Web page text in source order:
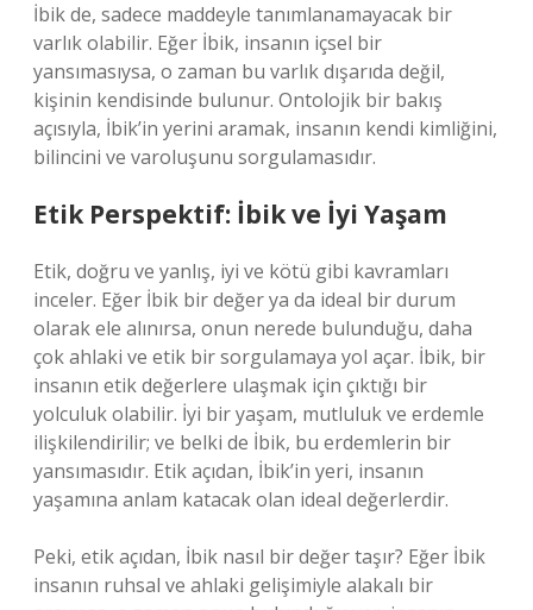
İbik de, sadece maddeyle tanımlanamayacak bir
varlık olabilir. Eğer İbik, insanın içsel bir
yansımasıysa, o zaman bu varlık dışarıda değil,
kişinin kendisinde bulunur. Ontolojik bir bakış
açısıyla, İbik’in yerini aramak, insanın kendi kimliğini,
bilincini ve varoluşunu sorgulamasıdır.
Etik Perspektif: İbik ve İyi Yaşam
Etik, doğru ve yanlış, iyi ve kötü gibi kavramları
inceler. Eğer İbik bir değer ya da ideal bir durum
olarak ele alınırsa, onun nerede bulunduğu, daha
çok ahlaki ve etik bir sorgulamaya yol açar. İbik, bir
insanın etik değerlere ulaşmak için çıktığı bir
yolculuk olabilir. İyi bir yaşam, mutluluk ve erdemle
ilişkilendirilir; ve belki de İbik, bu erdemlerin bir
yansımasıdır. Etik açıdan, İbik’in yeri, insanın
yaşamına anlam katacak olan ideal değerlerdir.
Peki, etik açıdan, İbik nasıl bir değer taşır? Eğer İbik
insanın ruhsal ve ahlaki gelişimiyle alakalı bir